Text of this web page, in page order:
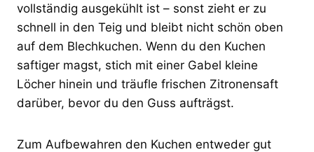
vollständig ausgekühlt ist – sonst zieht er zu
schnell in den Teig und bleibt nicht schön oben
auf dem Blechkuchen. Wenn du den Kuchen
saftiger magst, stich mit einer Gabel kleine
Löcher hinein und träufle frischen Zitronensaft
darüber, bevor du den Guss aufträgst.
Zum Aufbewahren den Kuchen entweder gut